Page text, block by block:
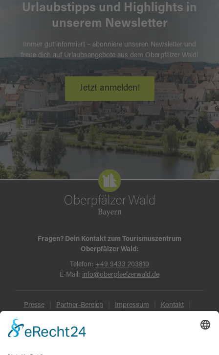
Urlaubstipps und Highlights in
unserem Newsletter
Immer gut informiert – abonniere unseren Newsletter und
freue dich auf Urlaubsangebote aus dem Oberpfälzer Wald!
Jetzt anmelden!
Fragen? Dein Kontakt zum Tourismuszentrum
Oberpfälzer Wald:
Telefon: +49 9433 203810
E-Mail: info@oberpfaelzerwald.de
Presse Partner-Bereich Impressum Kontakt
Datenschutz